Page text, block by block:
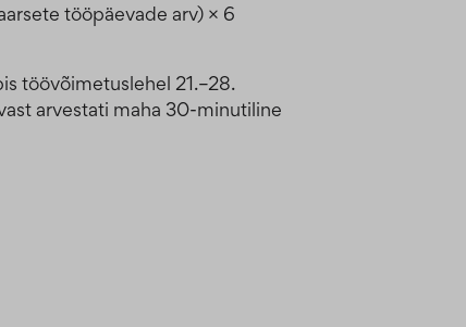
tööpäevade arv) × 6
töövõimetuslehel 21.–28.
arvestati maha 30-minutiline